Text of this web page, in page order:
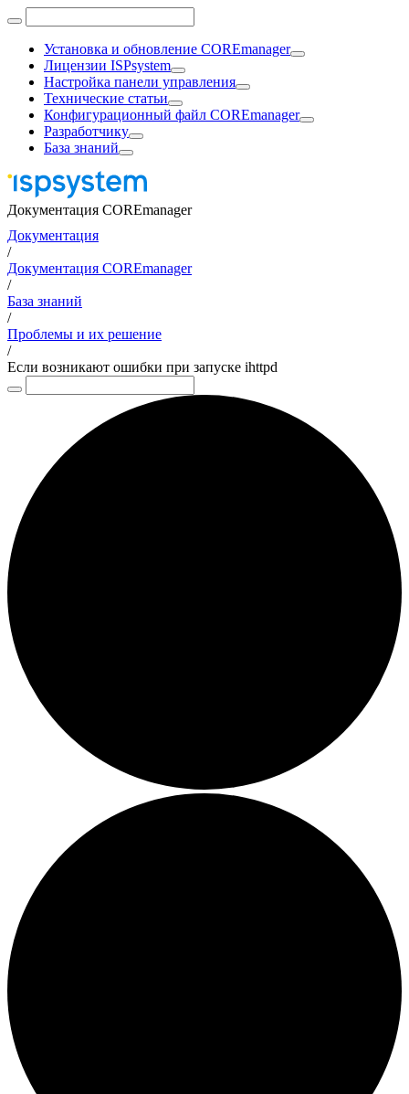
Установка и обновление COREmanager
Лицензии ISPsystem
Настройка панели управления
Технические статьи
Конфигурационный файл COREmanager
Разработчику
База знаний
Документация COREmanager
Документация
/
Документация COREmanager
/
База знаний
/
Проблемы и их решение
/
Если возникают ошибки при запуске ihttpd